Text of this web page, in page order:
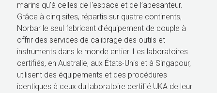
marins qu'à celles de l'espace et de l’apesanteur.
Grâce à cinq sites, répartis sur quatre continents,
Norbar le seul fabricant d’équipement de couple à
offrir des services de calibrage des outils et
instruments dans le monde entier. Les laboratoires
certifiés, en Australie, aux États-Unis et à Singapour,
utilisent des équipements et des procédures
identiques à ceux du laboratoire certifié UKA de leur